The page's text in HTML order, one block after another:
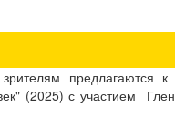
предлагаются к
(2025) с участием